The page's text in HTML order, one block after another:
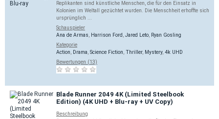
Replikanten sind künstliche Menschen, die für den Einsatz in
Kolonien im Weltall gezüchtet wurden. Die Menschheit erhoffte sich
ursprünglich ...
Schauspieler
Ana de Armas
Harrison Ford Jared Leto
Ryan Gosling
Kategorie
Action
Drama Science Fiction Thriller, Mystery, 4k UHD
Bewertungen (13)
Blade Runner 2049 4K (Limited Steelbook
Edition) (4K UHD + Blu-ray + UV Copy)
Beschreibung